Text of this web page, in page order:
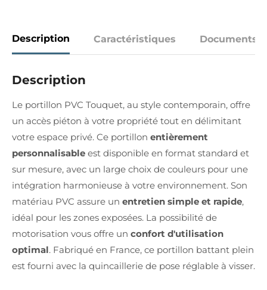
Description Caractéristiques Documents
Description
Le portillon PVC Touquet, au style contemporain, offre
un accès piéton à votre propriété tout en délimitant
votre espace privé. Ce portillon entièrement
personnalisable est disponible en format standard et
sur mesure, avec un large choix de couleurs pour une
intégration harmonieuse à votre environnement. Son
matériau PVC assure un entretien simple et rapide,
idéal pour les zones exposées. La possibilité de
motorisation vous offre un confort d'utilisation
optimal. Fabriqué en France, ce portillon battant plein
est fourni avec la quincaillerie de pose réglable à visser.